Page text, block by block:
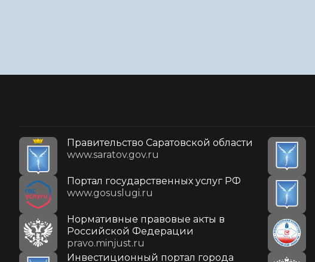
Правительство Саратовской области
www.saratov.gov.ru
Портал государственных услуг РФ
www.gosuslugi.ru
Нормативные правовые акты в
Российской Федерации
pravo.minjust.ru
Инвестиционный портал города